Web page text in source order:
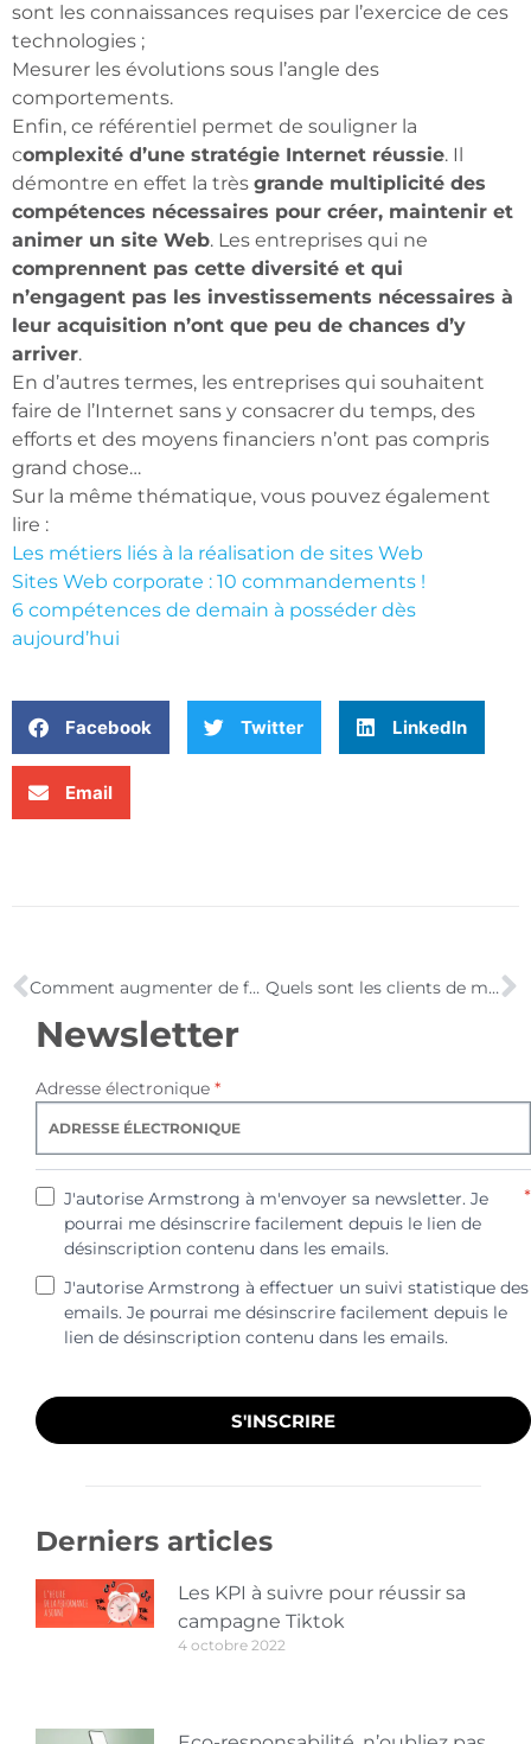
sont les connaissances requises par l’exercice de ces
technologies ;
Mesurer les évolutions sous l’angle des
comportements.
Enfin, ce référentiel permet de souligner la
complexité d’une stratégie Internet réussie. Il
démontre en effet la très grande multiplicité des
compétences nécessaires pour créer, maintenir et
animer un site Web. Les entreprises qui ne
comprennent pas cette diversité et qui
n’engagent pas les investissements nécessaires à
leur acquisition n’ont que peu de chances d’y
arriver.
En d’autres termes, les entreprises qui souhaitent
faire de l’Internet sans y consacrer du temps, des
efforts et des moyens financiers n’ont pas compris
grand chose…
Sur la même thématique, vous pouvez également
lire :
Les métiers liés à la réalisation de sites Web
Sites Web corporate : 10 commandements !
6 compétences de demain à posséder dès
aujourd’hui
Facebook Twitter LinkedIn
Email
Comment augmenter de façon exponentielle le taux de conversion des mots-clés ? Quels sont les clients de messagerie les plus populaires ?
Newsletter
Adresse électronique *
J'autorise Armstrong à m'envoyer sa newsletter. Je
pourrai me désinscrire facilement depuis le lien de
désinscription contenu dans les emails.
*
J'autorise Armstrong à effectuer un suivi statistique des
emails. Je pourrai me désinscrire facilement depuis le
lien de désinscription contenu dans les emails.
S'INSCRIRE
Derniers articles
Les KPI à suivre pour réussir sa
campagne Tiktok
4 octobre 2022